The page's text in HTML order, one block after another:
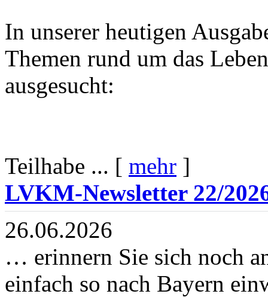
In unserer heutigen
Themen rund um das
ausgesucht:
Teilhabe ... [ mehr ]
LVKM-Newsletter 22/
26.06.2026
… erinnern Sie sich noch
einfach so nach Bayern